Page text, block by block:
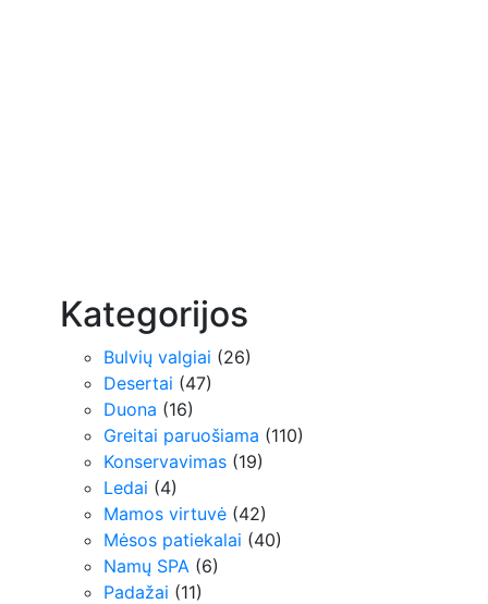
Kategorijos
Bulvių valgiai (26)
Desertai (47)
Duona (16)
Greitai paruošiama (110)
Konservavimas (19)
Ledai (4)
Mamos virtuvė (42)
Mėsos patiekalai (40)
Namų SPA (6)
Padažai (11)